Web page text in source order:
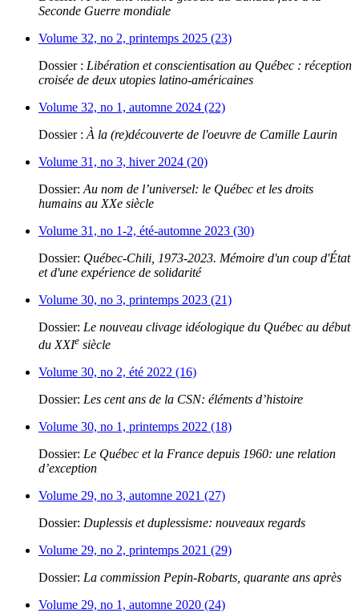
Seconde Guerre mondiale
Volume 32, no 2, printemps 2025 (23)
Dossier : Libération et conscientisation au Québec : réception
croisée de deux utopies latino-américaines
Volume 32, no 1, automne 2024 (22)
Dossier : À la (re)découverte de l'oeuvre de Camille Laurin
Volume 31, no 3, hiver 2024 (20)
Dossier: Au nom de l’universel: le Québec et les droits
humains au XXe siècle
Volume 31, no 1-2, été-automne 2023 (30)
Dossier: Québec-Chili, 1973-2023. Mémoire d'un coup d'État
et d'une expérience de solidarité
Volume 30, no 3, printemps 2023 (21)
Dossier: Le nouveau clivage idéologique du Québec au début
du XXIe siècle
Volume 30, no 2, été 2022 (16)
Dossier: Les cent ans de la CSN: éléments d’histoire
Volume 30, no 1, printemps 2022 (18)
Dossier: Le Québec et la France depuis 1960: une relation
d’exception
Volume 29, no 3, automne 2021 (27)
Dossier: Duplessis et duplessisme: nouveaux regards
Volume 29, no 2, printemps 2021 (29)
Dossier: La commission Pepin-Robarts, quarante ans après
Volume 29, no 1, automne 2020 (24)